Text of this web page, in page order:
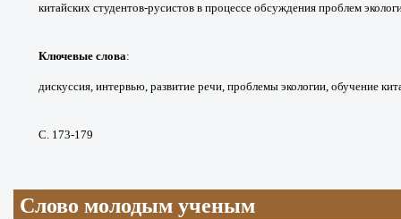
китайских студентов-русистов в процессе обсуждения проблем
Ключевые слова:
дискуссия, интервью, развитие речи, проблемы экологии, обучение
С. 173-179
Слово молодым ученым